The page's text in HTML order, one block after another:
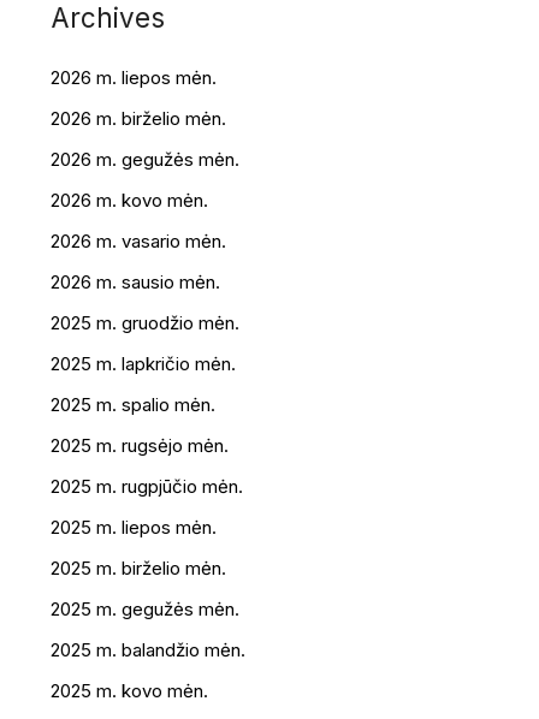
Archives
2026 m. liepos mėn.
2026 m. birželio mėn.
2026 m. gegužės mėn.
2026 m. kovo mėn.
2026 m. vasario mėn.
2026 m. sausio mėn.
2025 m. gruodžio mėn.
2025 m. lapkričio mėn.
2025 m. spalio mėn.
2025 m. rugsėjo mėn.
2025 m. rugpjūčio mėn.
2025 m. liepos mėn.
2025 m. birželio mėn.
2025 m. gegužės mėn.
2025 m. balandžio mėn.
2025 m. kovo mėn.